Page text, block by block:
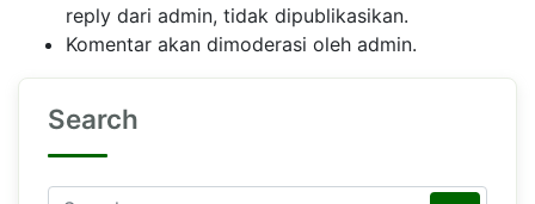
reply dari admin, tidak dipublikasikan.
Komentar akan dimoderasi oleh admin.
Search